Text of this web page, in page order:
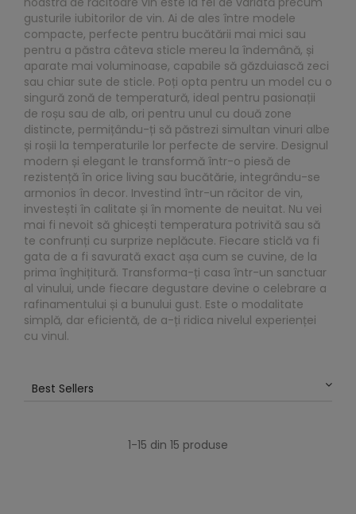
gusturile iubitorilor de vin. Ai de ales între modele
compacte, perfecte pentru bucătării mai mici sau
pentru a păstra câteva sticle mereu la îndemână, și
aparate mai voluminoase, capabile să găzduiască zeci
sau chiar sute de sticle. Poți opta pentru un model cu o
singură zonă de temperatură, ideal pentru pasionații
de roșu sau de alb, ori pentru unul cu două zone
distincte, permițându-ți să păstrezi simultan vinuri albe
și roșii la temperaturile lor perfecte de servire. Designul
modern și elegant le transformă într-o piesă de
rezistență în orice living sau bucătărie, integrându-se
armonios în decor. Investind într-un răcitor de vin,
investești în calitate și în momente de neuitat. Nu vei
mai fi nevoit să ghicești temperatura potrivită sau să
te confrunți cu surprize neplăcute. Fiecare sticlă va fi
gata de a fi savurată exact așa cum se cuvine, de la
prima înghițitură. Transforma-ți casa într-un sanctuar
al vinului, unde fiecare degustare devine o celebrare a
rafinamentului și a bunului gust. Este o modalitate
simplă, dar eficientă, de a-ți ridica nivelul experienței
cu vinul.
Best Sellers
1-15 din 15 produse